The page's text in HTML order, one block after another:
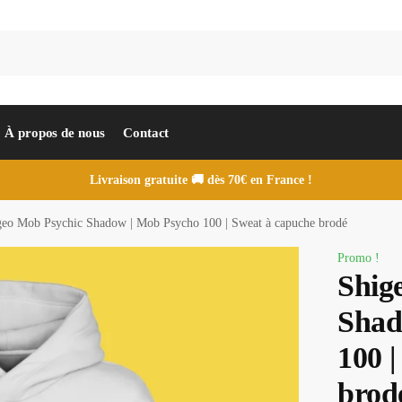
À propos de nous Contact
Livraison gratuite 🚚 dès 70€ en France !
Mob Psychic Shadow | Mob Psycho 100 | Sweat à capuche brodé
Promo !
100